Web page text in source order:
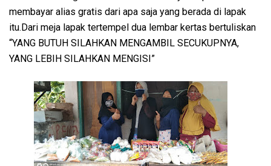
membayar alias gratis dari apa saja yang berada di lapak
itu.Dari meja lapak tertempel dua lembar kertas bertuliskan
“YANG BUTUH SILAHKAN MENGAMBIL SECUKUPNYA,
YANG LEBIH SILAHKAN MENGISI”